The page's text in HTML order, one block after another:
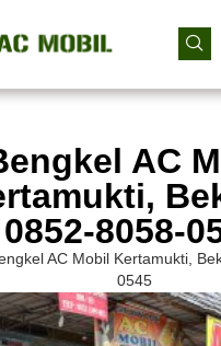
AC
0852-8058-
AC Mobil Kertamukti,
0545